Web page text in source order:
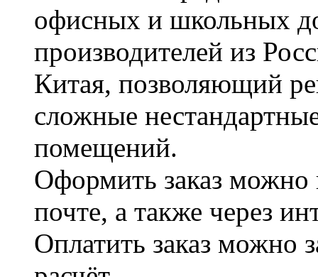
офисных и школьных
производителей из
Китая, позволяющий
сложные
помещений.
Оформить заказ можно
почте, а также через
Оплатить заказ можно